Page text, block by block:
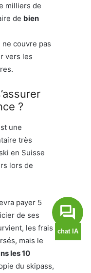
milliers de
de bien
ne couvre pas
vers les
?
une
très
en Suisse
lors de
payer 5
de ses
les frais
mais le
les 10
du skipass,